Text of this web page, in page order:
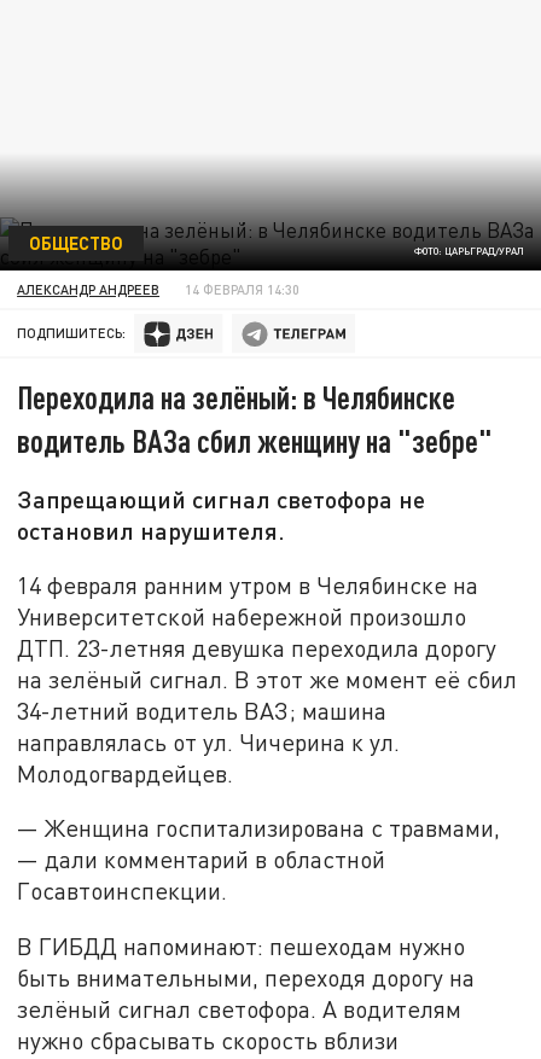
ФОТО: ЦАРЬГРАД/УРАЛ
ОБЩЕСТВО
АЛЕКСАНДР АНДРЕЕВ 14 ФЕВРАЛЯ 14:30
ПОДПИШИТЕСЬ:
Переходила на зелёный: в Челябинске
водитель ВАЗа сбил женщину на "зебре"
Запрещающий сигнал светофора не
остановил нарушителя.
14 февраля ранним утром в Челябинске на
Университетской набережной произошло
ДТП. 23-летняя девушка переходила дорогу
на зелёный сигнал. В этот же момент её сбил
34-летний водитель ВАЗ; машина
направлялась от ул. Чичерина к ул.
Молодогвардейцев.
— Женщина госпитализирована с травмами,
— дали комментарий в областной
Госавтоинспекции.
В ГИБДД напоминают: пешеходам нужно
быть внимательными, переходя дорогу на
зелёный сигнал светофора. А водителям
нужно сбрасывать скорость вблизи